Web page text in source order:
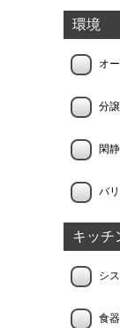
環境
オ
分
閑
バ
キッチ
シ
食